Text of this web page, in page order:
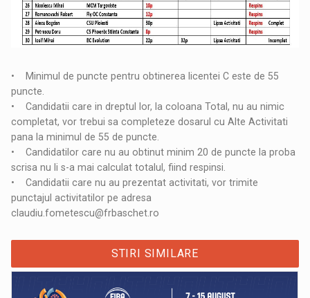
• Minimul de puncte pentru obtinerea licentei C este de 55
puncte.
• Candidatii care in dreptul lor, la coloana Total, nu au nimic
completat, vor trebui sa completeze dosarul cu Alte Activitati
pana la minimul de 55 de puncte.
• Candidatilor care nu au obtinut minim 20 de puncte la proba
scrisa nu li s-a mai calculat totalul, fiind respinsi.
• Candidatii care nu au prezentat activitati, vor trimite
punctajul activitatilor pe adresa
claudiu.fometescu@frbaschet.ro
STIRI SIMILARE